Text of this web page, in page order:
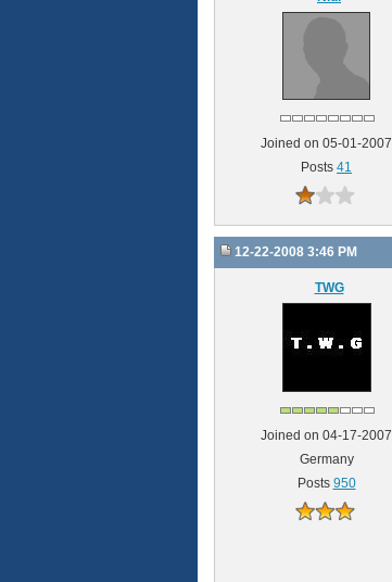
Joined on 05-01-2007
Posts 41
12-22-2008 3:46 PM
TWG
Joined on 04-17-2007
Germany
Posts 950